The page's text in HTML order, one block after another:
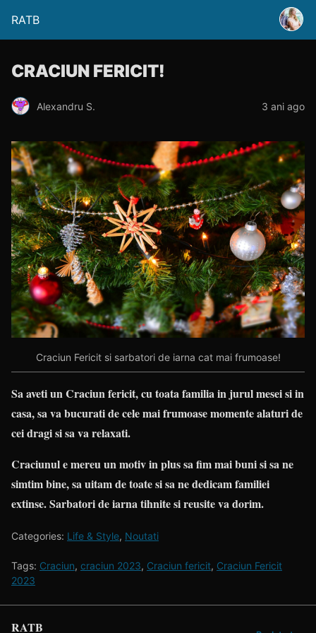
RATB
CRACIUN FERICIT!
Alexandru S. 3 ani ago
Craciun Fericit si sarbatori de iarna cat mai frumoase!
Sa aveti un Craciun fericit, cu toata familia in jurul mesei si in
casa, sa va bucurati de cele mai frumoase momente alaturi de
cei dragi si sa va relaxati.
Craciunul e mereu un motiv in plus sa fim mai buni si sa ne
simtim bine, sa uitam de toate si sa ne dedicam familiei
extinse. Sarbatori de iarna tihnite si reusite va dorim.
Categories: Life & Style, Noutati
Tags: Craciun, craciun 2023, Craciun fericit, Craciun Fericit
2023
RATB